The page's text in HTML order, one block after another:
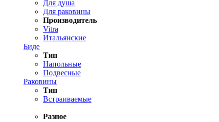
Для душа
Для раковины
Производитель
Vitra
Итальянские
Биде
Тип
Напольные
Подвесные
Раковины
Тип
Встраиваемые
Разное